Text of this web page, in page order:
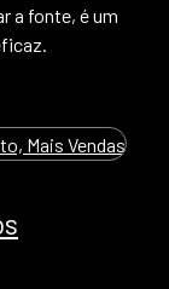
a fonte, é um